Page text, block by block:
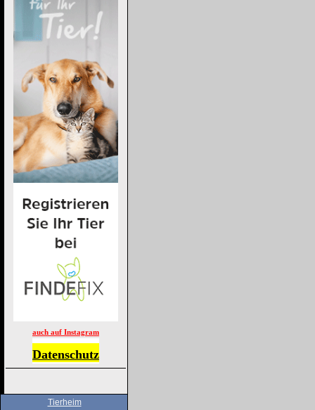
auch auf Instagram
Datenschutz
Tierheim